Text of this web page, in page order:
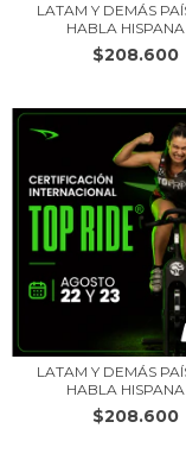
LATAM Y DEMÁS
HABLA HISPANA
$208.600
LATAM Y DEMÁS
HABLA HISPANA
$208.600